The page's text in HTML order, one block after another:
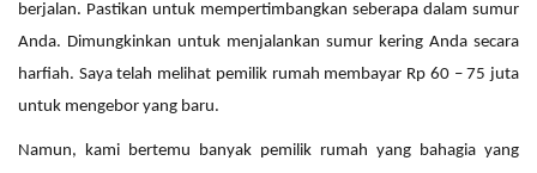
berjalan. Pastikan untuk mempertimbangkan seberapa dalam sumur
Anda. Dimungkinkan untuk menjalankan sumur kering Anda secara
harfiah. Saya telah melihat pemilik rumah membayar Rp 60 –75 juta
untuk mengebor yang baru.
Namun, kami bertemu banyak pemilik rumah yang bahagia yang